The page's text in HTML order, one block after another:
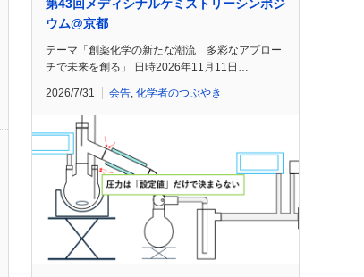
第43回メディシナルケミストリーシンポジ
ウム@京都
テーマ「創薬化学の新たな潮流 多彩なアプロー
チで未来を創る」 日時2026年11月11日…
2026/7/31 会告, 化学者のつぶやき